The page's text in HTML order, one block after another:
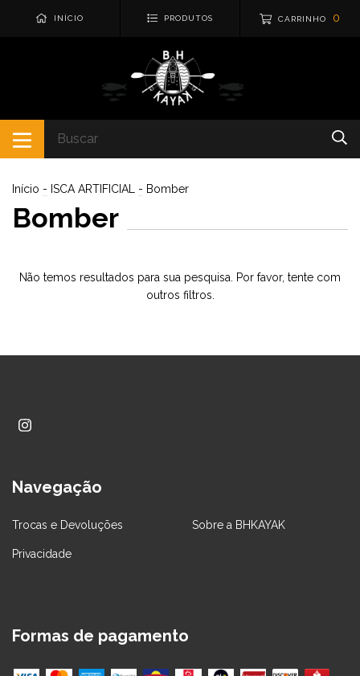
INÍCIO PRODUTOS CARRINHO 0
Início - ISCA ARTIFICIAL - Bomber
Bomber
Não temos resultados para sua pesquisa. Por favor, tente com
outros filtros.
Navegação
Trocas e Devoluções Sobre a BHKAYAK
Privacidade
Formas de pagamento